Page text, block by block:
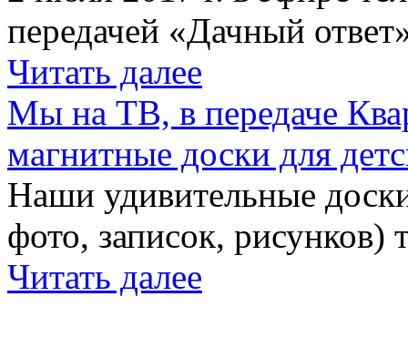
передачей «Дачный
Читать далее
Мы на ТВ, в передаче
магнитные доски для
Наши удивительные
фото, записок,
Читать далее